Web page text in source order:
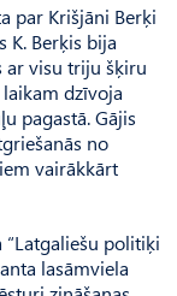
par Krišjāni Berķi
K. Berķis bija
ar visu triju šķiru
dzīvoja
pagastā. Gājis
no
vairākkārt
politiķi
lasāmviela